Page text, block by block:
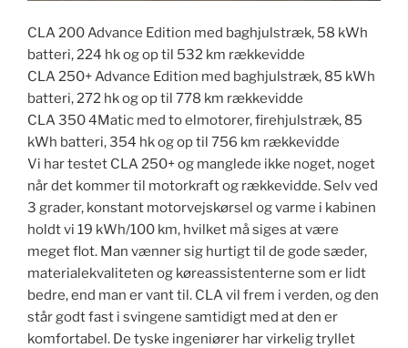
CLA 200 Advance Edition med baghjulstræk, 58 kWh
batteri, 224 hk og op til 532 km rækkevidde
CLA 250+ Advance Edition med baghjulstræk, 85 kWh
batteri, 272 hk og op til 778 km rækkevidde
CLA 350 4Matic med to elmotorer, firehjulstræk, 85
kWh batteri, 354 hk og op til 756 km rækkevidde
​​Vi har testet CLA 250+ og manglede ikke noget, noget
når det kommer til motorkraft og rækkevidde. Selv ved
3 grader, konstant motorvejskørsel og varme i kabinen
holdt vi 19 kWh/100 km, hvilket må siges at være
meget flot. Man vænner sig hurtigt til de gode sæder,
materialekvaliteten og køreassistenterne som er lidt
bedre, end man er vant til. CLA vil frem i verden, og den
står godt fast i svingene samtidigt med at den er
komfortabel. De tyske ingeniører har virkelig tryllet